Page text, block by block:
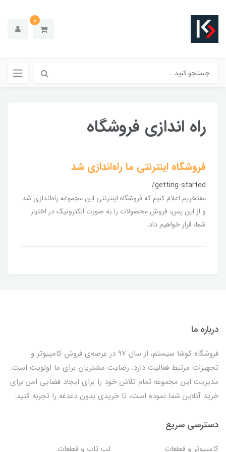
0
راه اندازی فروشگاه
فروشگاه اینترنتی ما راه‌اندازی شد
/getting-started
مفتخریم اعلام کنیم که فروشگاه اینترنتی این مجموعه راه‌اندازی شد
و از این پس، فروش محصولات را به صورت الکترونیک در اختیار
شما، قرار خواهیم داد.
درباره ما
فروشگاه کوشا سیستم، از سال 97 در عرصه‌ی فروش کامپیوتر و
تجهیزات مرتبط فعالیت دارد. رضایت مشتریان برای ما اولویت است.
مدیریت این مجموعه تمام تلاش خود را برای ایجاد فضایی امن برای
خرید آنلاین شما نموده است، تا خریدی بدون دغدغه را تجربه کنید.
دسترسی سریع
کامپیوتر و قطعات لپ تاپ و قطعات